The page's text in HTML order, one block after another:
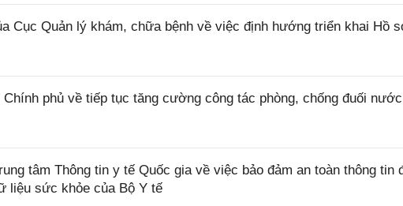
Cục Quản lý khám, chữa bệnh về việc định hướng triển khai Hồ
phủ về tiếp tục tăng cường công tác phòng, chống đuối
tâm Thông tin y tế Quốc gia về việc bảo đảm an toàn thông tin
liệu sức khỏe của Bộ Y tế